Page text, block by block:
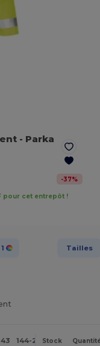
- Parka
-37%
pour cet entrepôt !
Tailles
144-287 288 +
Stock